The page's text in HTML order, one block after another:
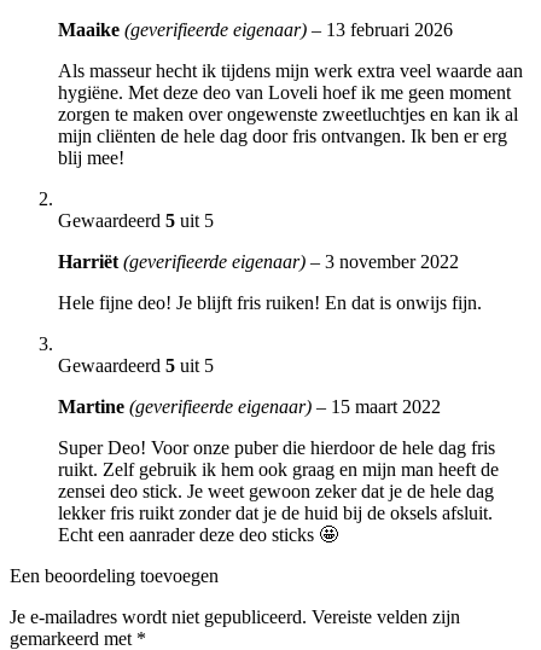
Maaike (geverifieerde eigenaar) – 13 februari 2026
Als masseur hecht ik tijdens mijn werk extra veel waarde aan
hygiëne. Met deze deo van Loveli hoef ik me geen moment
zorgen te maken over ongewenste zweetluchtjes en kan ik al
mijn cliënten de hele dag door fris ontvangen. Ik ben er erg
blij mee!
Gewaardeerd 5 uit 5
Harriët (geverifieerde eigenaar) – 3 november 2022
Hele fijne deo! Je blijft fris ruiken! En dat is onwijs fijn.
Gewaardeerd 5 uit 5
Martine (geverifieerde eigenaar) – 15 maart 2022
Super Deo! Voor onze puber die hierdoor de hele dag fris
ruikt. Zelf gebruik ik hem ook graag en mijn man heeft de
zensei deo stick. Je weet gewoon zeker dat je de hele dag
lekker fris ruikt zonder dat je de huid bij de oksels afsluit.
Echt een aanrader deze deo sticks 🤩
Een beoordeling toevoegen
Je e-mailadres wordt niet gepubliceerd. Vereiste velden zijn
gemarkeerd met *